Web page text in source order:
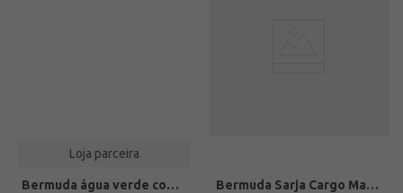
Loja parceira
Bermuda água verde com amarração Bermuda Sarja Cargo Masculina CAQUI